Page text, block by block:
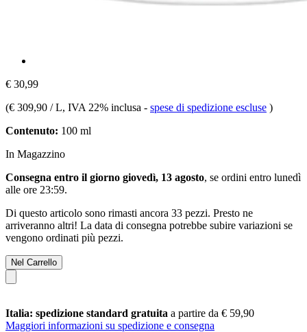
€ 30,99
(€ 309,90 / L, IVA 22% inclusa - spese di spedizione escluse )
Contenuto: 100 ml
In Magazzino
Consegna entro il giorno giovedì, 13 agosto, se ordini entro lunedì
alle ore 23:59.
Di questo articolo sono rimasti ancora 33 pezzi. Presto ne
arriveranno altri! La data di consegna potrebbe subire variazioni se
vengono ordinati più pezzi.
Nel Carrello
Italia: spedizione standard gratuita a partire da € 59,90
Maggiori informazioni su spedizione e consegna